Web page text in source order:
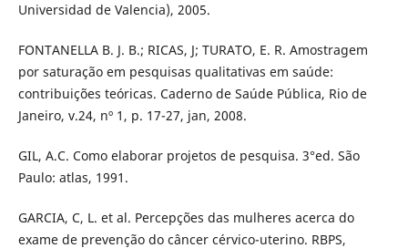
Universidad de Valencia), 2005.
FONTANELLA B. J. B.; RICAS, J; TURATO, E. R. Amostragem
por saturação em pesquisas qualitativas em saúde:
contribuições teóricas. Caderno de Saúde Pública, Rio de
Janeiro, v.24, nº 1, p. 17-27, jan, 2008.
GIL, A.C. Como elaborar projetos de pesquisa. 3°ed. São
Paulo: atlas, 1991.
GARCIA, C, L. et al. Percepções das mulheres acerca do
exame de prevenção do câncer cérvico-uterino. RBPS,